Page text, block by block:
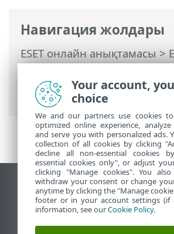
Навигация жолдары
ESET онлайн анықтамасы>
Security Premium>
Хабарландырулар> Жұмыс
хабарландырулары
Жұмыс үстеліндегі сайтты
End of Life
ESET білім қоры
Your account,
choice
We and our partners use cookies
optimized online experience,
and serve you with personalized ads.
collection of all cookies by clicking
decline all non-essential cookies
essential cookies only", or adjust
clicking "Manage cookies". You
withdraw your consent or change
anytime by clicking the "Manage
footer or in your account settings (if
information, see ourCookie Policy.